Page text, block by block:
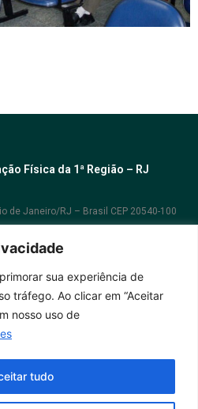
sua experiência de
tráfego. Ao clicar em “Aceitar
nosso uso de
tudo
Física da 1ª Região – RJ
de Janeiro/RJ – Brasil CEP 20540-100